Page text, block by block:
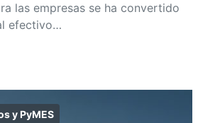
las empresas se ha convertido
efectivo…
y PyMES